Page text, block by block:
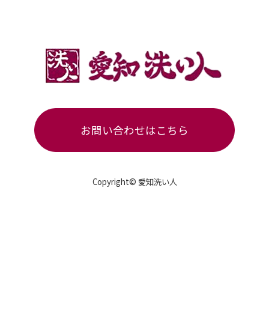
お問い合わせはこちら
Copyright© 愛知洗い人